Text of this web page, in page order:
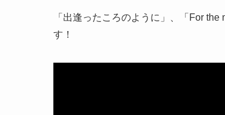
「出逢ったころのように」、「For
す！